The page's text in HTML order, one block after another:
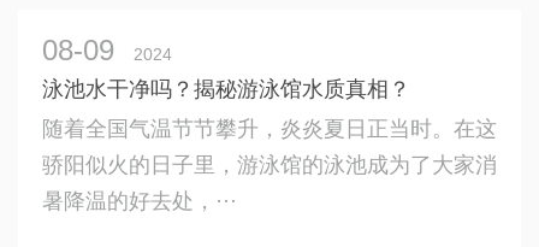
08-09 2024
泳池水干净吗？揭秘游泳馆水质真相？
随着全国气温节节攀升，炎炎夏日正当时。在这
骄阳似火的日子里，游泳馆的泳池成为了大家消
暑降温的好去处，···